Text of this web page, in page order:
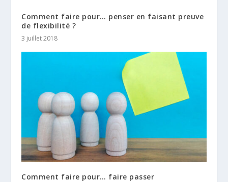
Comment faire pour… penser en faisant preuve
de flexibilité ?
3 juillet 2018
Comment faire pour… faire passer